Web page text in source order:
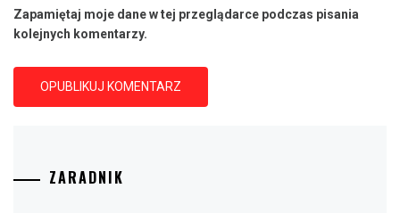
Zapamiętaj moje dane w tej przeglądarce podczas pisania
kolejnych komentarzy.
ZARADNIK